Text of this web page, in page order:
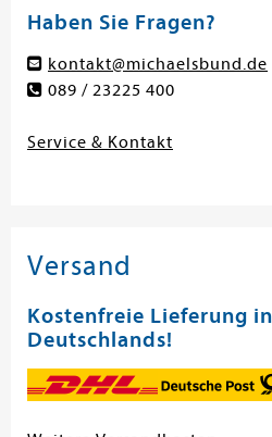
Haben Sie Fragen?
kontakt@michaelsbund.de
089 / 23225 400
Service & Kontakt
Versand
Kostenfreie Lieferung
Deutschlands!